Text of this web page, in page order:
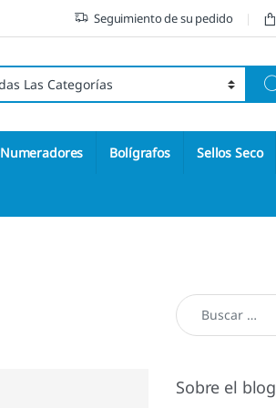
Seguimiento de su pedido
Numeradores Bolígrafos Sellos Seco
Buscar:
Sobre el blog